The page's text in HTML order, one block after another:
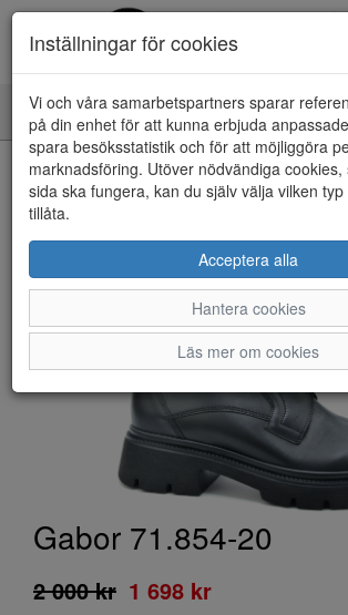
Toggle
navigation
HEM
Gabor 71.854-20
2 000 kr 1 698 kr
Inställningar för cookies
Vi och våra samarbetspartners sparar
på din enhet för att kunna erbjuda
spara besöksstatistik och för att möjliggöra
marknadsföring. Utöver nödvändiga
sida ska fungera, kan du själv välja vilken
tillåta.
Acceptera alla
Hantera cookies
Läs mer om cookies